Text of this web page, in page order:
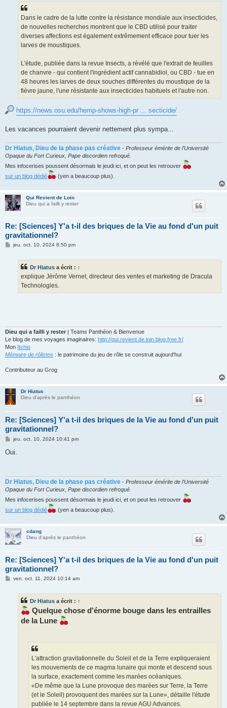
Dans le cadre de la lutte contre la résistance mondiale aux insecticides,
de nouvelles recherches montrent que le CBD utilisé pour traiter
diverses affections est également extrêmement efficace pour tuer les
larves de moustiques.
L'étude, publiée dans la revue Insects, a révélé que l'extrait de feuilles
de chanvre - qui contient l'ingrédient actif cannabidiol, ou CBD - tue en
48 heures les larves de deux souches différentes du moustique de la
fièvre jaune, l'une résistante aux insecticides habituels et l'autre non.
https://news.osu.edu/hemp-shows-high-pr ... secticide/
Les vacances pourraient devenir nettement plus sympa...
Dr Hiatus, Dieu de la phase pas créative - Professeur émérite de l'Université
Opaque du Fort Curieux, Pape discordien refroqué.
Mes infocerises poussent désormais le jeudi ici, et on peut les retrouver
sur un blog dédié
(yen a beaucoup plus).
Qui Revient de Loin
Dieu qui a failli y rester
Re: [Sciences] Y'a t-il des briques de la Vie au fond d'un puit
gravitationnel?
Mjeu. oct. 10, 2024 8:50 pm
Dr Hiatus a écrit : ↑
explique Jérôme Vernet, directeur des ventes et marketing de Dracula
Technologies.
Dieu qui a failli y rester
| Teams Panthéon & Bienvenue
Le blog de mes voyages imaginaires: http://qui.revient.de.loin.blog.free.fr/
Mon Itchio
Mémoire de rôlistes : le patrimoine du jeu de rôle se construit aujourd'hui
Contributeur au Grog
Dr Hiatus
Dieu d'après le panthéon
Re: [Sciences] Y'a t-il des briques de la Vie au fond d'un puit
gravitationnel?
M
s
jeu. oct. 10, 2024 10:41 pm
Oui.
Dr Hiatus, Dieu de la phase pas créative - Professeur émérite de l'Université
Opaque du Fort Curieux, Pape discordien refroqué.
Mes infocerises poussent désormais le jeudi ici, et on peut les retrouver
sur un blog dédié
(yen a beaucoup plus).
cdang
Dieu d'après le panthéon
Re: [Sciences] Y'a t-il des briques de la Vie au fond d'un puit
gravitationnel?
Mven. oct. 11, 2024 10:14 am
Dr Hiatus a écrit : ↑
Quelque chose d'énorme bouge dans les entrailles
de la Lune
L'attraction gravitationnelle du Soleil et de la Terre expliqueraient
les mouvements de ce magma lunaire qui monte et descend sous
la surface, exactement comme les marées océaniques.
«De même que la Lune provoque des marées sur Terre, la Terre
(et le Soleil) provoquent des marées sur la Lune», détaille l'étude
publiée le 14 septembre dans la revue AGU Advances.